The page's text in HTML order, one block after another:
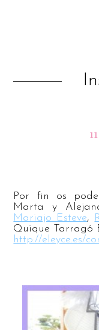
Por fin os
Marta y
Mariajo Esteve,
Quique Tarragó
http://eleyce.es/